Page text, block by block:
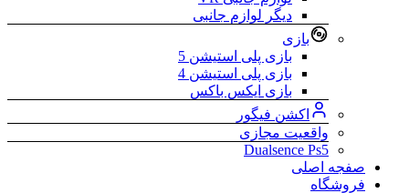
دیگر لوازم جانبی
بازی
بازی پلی استیشن 5
بازی پلی استیشن 4
بازی ایکس باکس
اکشن فیگور
واقعیت مجازی
Dualsence Ps5
صفجه اصلی
فروشگاه